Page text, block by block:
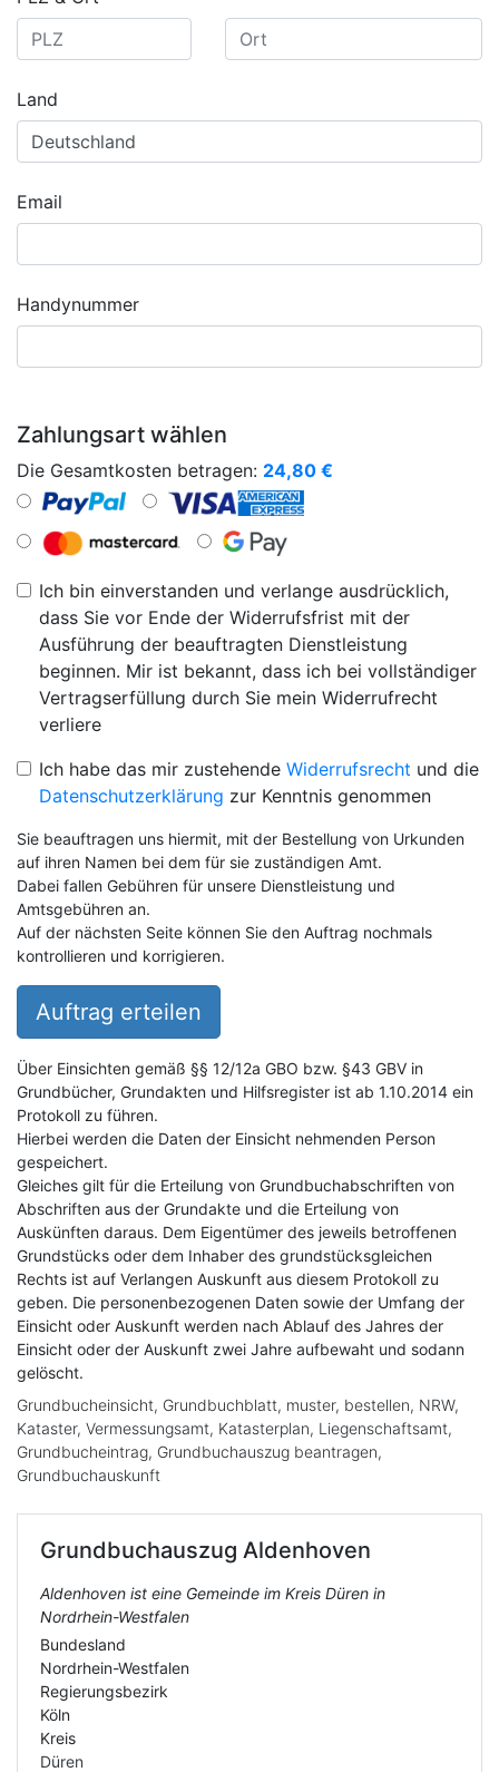
Land
Email
Handynummer
Zahlungsart wählen
Die Gesamtkosten betragen: 24,80 €
Ich bin einverstanden und verlange ausdrücklich,
dass Sie vor Ende der Widerrufsfrist mit der
Ausführung der beauftragten Dienstleistung
beginnen. Mir ist bekannt, dass ich bei vollständiger
Vertragserfüllung durch Sie mein Widerrufrecht
verliere
Ich habe das mir zustehende Widerrufsrecht und die
Datenschutzerklärung zur Kenntnis genommen
Sie beauftragen uns hiermit, mit der Bestellung von Urkunden
auf ihren Namen bei dem für sie zuständigen Amt.
Dabei fallen Gebühren für unsere Dienstleistung und
Amtsgebühren an.
Auf der nächsten Seite können Sie den Auftrag nochmals
kontrollieren und korrigieren.
Auftrag erteilen
Über Einsichten gemäß §§ 12/12a GBO bzw. §43 GBV in
Grundbücher, Grundakten und Hilfsregister ist ab 1.10.2014 ein
Protokoll zu führen.
Hierbei werden die Daten der Einsicht nehmenden Person
gespeichert.
Gleiches gilt für die Erteilung von Grundbuchabschriften von
Abschriften aus der Grundakte und die Erteilung von
Auskünften daraus. Dem Eigentümer des jeweils betroffenen
Grundstücks oder dem Inhaber des grundstücksgleichen
Rechts ist auf Verlangen Auskunft aus diesem Protokoll zu
geben. Die personenbezogenen Daten sowie der Umfang der
Einsicht oder Auskunft werden nach Ablauf des Jahres der
Einsicht oder der Auskunft zwei Jahre aufbewaht und sodann
gelöscht.
Grundbucheinsicht, Grundbuchblatt, muster, bestellen, NRW,
Kataster, Vermessungsamt, Katasterplan, Liegenschaftsamt,
Grundbucheintrag, Grundbuchauszug beantragen,
Grundbuchauskunft
Grundbuchauszug Aldenhoven
Aldenhoven ist eine Gemeinde im Kreis Düren in
Nordrhein-Westfalen
Bundesland
Nordrhein-Westfalen
Regierungsbezirk
Köln
Kreis
Düren